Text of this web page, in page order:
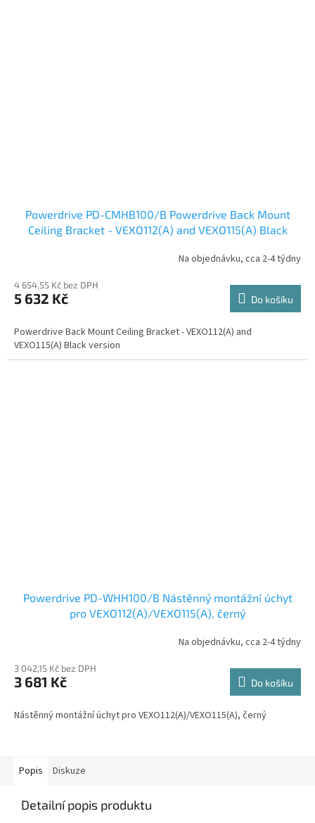
Powerdrive PD-CMHB100/B Powerdrive Back Mount
Ceiling Bracket - VEXO112(A) and VEXO115(A) Black
Na objednávku, cca 2-4 týdny
4 654,55 Kč bez DPH
5 632 Kč Do košíku
Powerdrive Back Mount Ceiling Bracket - VEXO112(A) and
VEXO115(A) Black version
Powerdrive PD-WHH100/B Nástěnný montážní úchyt
pro VEXO112(A)/VEXO115(A), černý
Na objednávku, cca 2-4 týdny
3 042,15 Kč bez DPH
3 681 Kč Do košíku
Nástěnný montážní úchyt pro VEXO112(A)/VEXO115(A), černý
Popis Diskuze
Detailní popis produktu